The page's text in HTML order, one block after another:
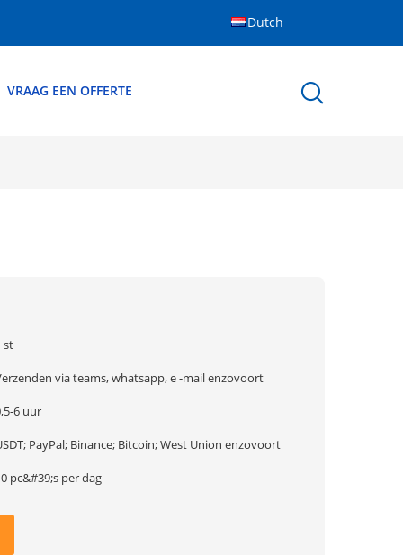
Dutch
VRAAG EEN OFFERTE
st
via teams, whatsapp, e -mail enzovoort
6 uur
PayPal; Binance; Bitcoin; West Union enzovoort
pc&#39;s per dag